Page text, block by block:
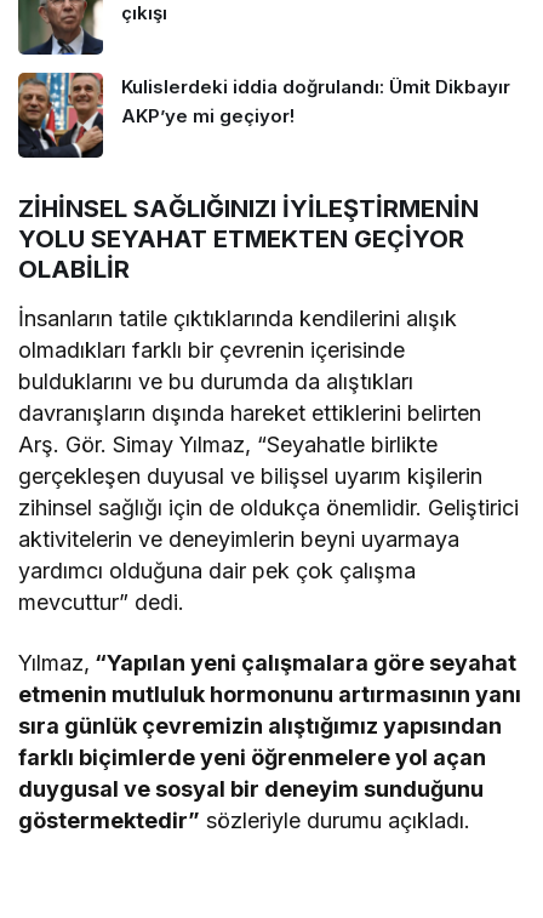
çıkışı
Kulislerdeki iddia doğrulandı: Ümit Dikbayır
AKP’ye mi geçiyor!
ZİHİNSEL SAĞLIĞINIZI İYİLEŞTİRMENİN
YOLU SEYAHAT ETMEKTEN GEÇİYOR
OLABİLİR
İnsanların tatile çıktıklarında kendilerini alışık
olmadıkları farklı bir çevrenin içerisinde
bulduklarını ve bu durumda da alıştıkları
davranışların dışında hareket ettiklerini belirten
Arş. Gör. Simay Yılmaz, “Seyahatle birlikte
gerçekleşen duyusal ve bilişsel uyarım kişilerin
zihinsel sağlığı için de oldukça önemlidir. Geliştirici
aktivitelerin ve deneyimlerin beyni uyarmaya
yardımcı olduğuna dair pek çok çalışma
mevcuttur” dedi.
Yılmaz, “Yapılan yeni çalışmalara göre seyahat
etmenin mutluluk hormonunu artırmasının yanı
sıra günlük çevremizin alıştığımız yapısından
farklı biçimlerde yeni öğrenmelere yol açan
duygusal ve sosyal bir deneyim sunduğunu
göstermektedir” sözleriyle durumu açıkladı.